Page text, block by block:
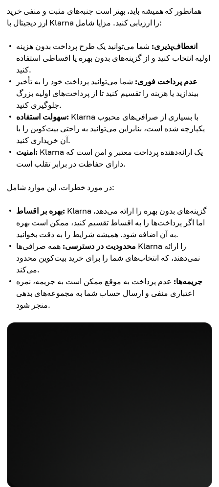
همانطور که همیشه باید، بهتر است جنبه‌های مثبت و منفی خرید
ارز دیجیتال با Klarna را ارزیابی کنید. مزایا شامل:
انعطاف‌پذیری: شما می‌توانید یک طرح پرداخت بدون هزینه
اولیه انتخاب کنید و از گزینه‌های بدون بهره یا اقساطی استفاده
کنید.
عدم پرداخت فوری: شما می‌توانید پرداخت خود را به تأخیر
بیندازید یا هزینه را تقسیم کنید تا از پرداخت‌های اولیه بزرگ
جلوگیری کنید.
سهولت استفاده: Klarna با بسیاری از صرافی‌های محبوب
یکپارچه شده است، بنابراین می‌توانید به راحتی بیت‌کوین را با
آن خریداری کنید.
امنیت: Klarna یک ارائه‌دهنده پرداخت معتبر و امن است که
دارای حفاظت در برابر تقلب است.
در مورد خطرات، این موارد شامل:
بهره بر اقساط: Klarna گزینه‌های بدون بهره را ارائه می‌دهد،
اما اگر پرداخت‌ها را به اقساط تقسیم کنید، ممکن است بهره
به آن اضافه شود. همیشه شرایط را به دقت بخوانید.
محدودیت در دسترسی: همه صرافی‌ها Klarna را ارائه
نمی‌دهند، که انتخاب‌های شما را برای خرید بیت‌کوین محدود
می‌کند.
جریمه‌ها: عدم پرداخت به موقع ممکن است به جریمه، نمره
اعتباری منفی و ارسال حساب شما به مجموعه‌های بدهی
منجر شود.